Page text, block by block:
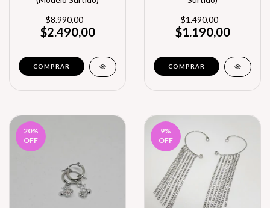
$8.990,00
$2.490,00
$1.490,00
$1.190,00
20%
OFF
9%
OFF